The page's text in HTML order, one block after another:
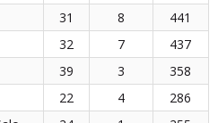
31 8
441
32 7
437
39 3
358
22 4
286